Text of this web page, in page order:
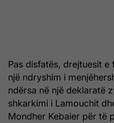
Pas disfatës, drejtuesit
një ndryshim i
ndërsa në një deklaratë
shkarkimi i Lamouchit
Mondher Kebaier për të